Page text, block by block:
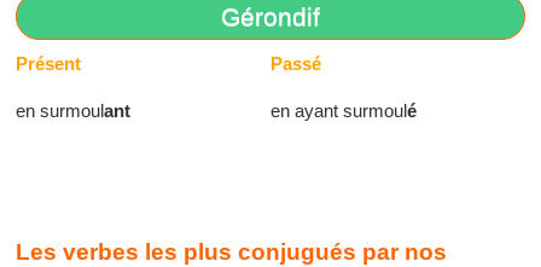
Gérondif
Présent
en surmoulant
Passé
en ayant surmoulé
Les verbes les plus conjugués par nos